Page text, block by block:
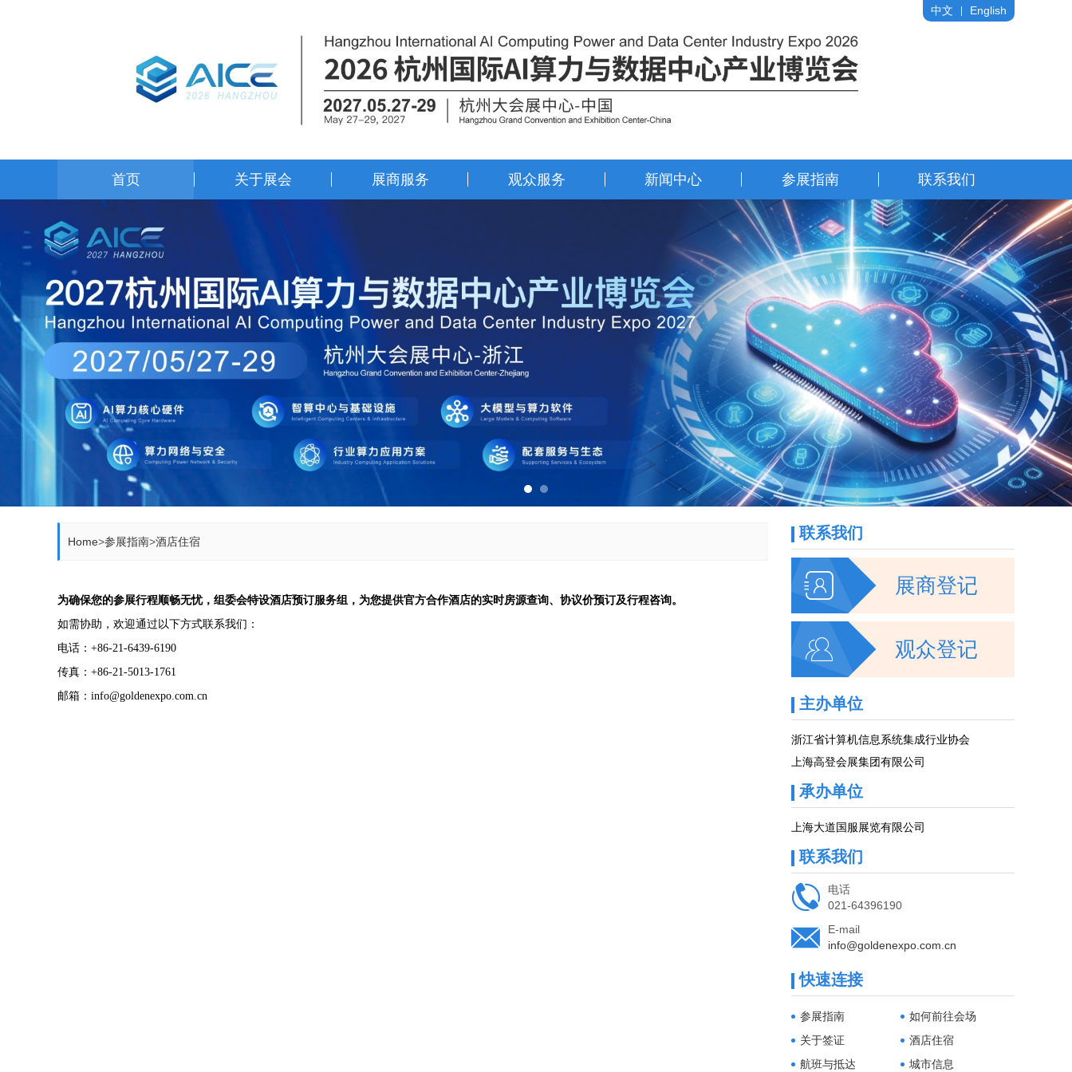
中文 English
首页 关于展会 展商服务 观众服务 新闻中心 参展指南 联系我们
联系我们
 展商登记
 观众登记
主办单位
浙江省计算机信息系统集成行业协会
上海高登会展集团有限公司
承办单位
上海大道国服展览有限公司
联系我们

电话
021-64396190

E-mail
info@goldenexpo.com.cn
快速连接
参展指南
如何前往会场
关于签证
酒店住宿
航班与抵达
城市信息
Home>参展指南>酒店住宿
为确保您的参展行程顺畅无忧，组委会特设酒店预订服务组，为您提供官方合作酒店的实时房源查询、协议价预订及行程咨询。
如需协助，欢迎通过以下方式联系我们：
电话：+86-21-6439-6190
传真：+86-21-5013-1761
邮箱：info@goldenexpo.com.cn